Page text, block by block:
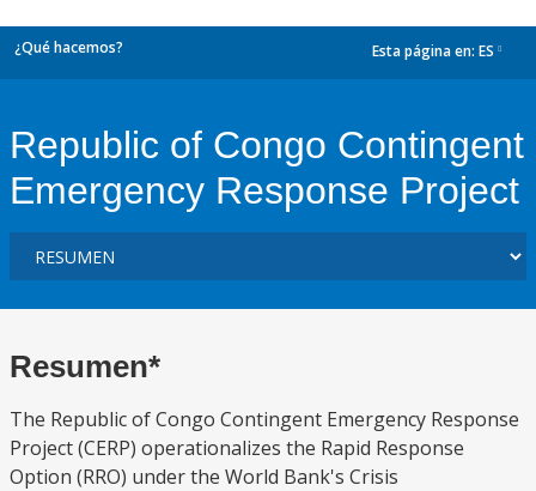
¿Qué hacemos? Esta página en: ES
Republic of Congo Contingent
Emergency Response Project
Resumen*
The Republic of Congo Contingent Emergency Response
Project (CERP) operationalizes the Rapid Response
Option (RRO) under the World Bank's Crisis